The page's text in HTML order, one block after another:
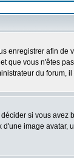
enregistrer afin
que vous n'êtes
du forum,
si vous
image